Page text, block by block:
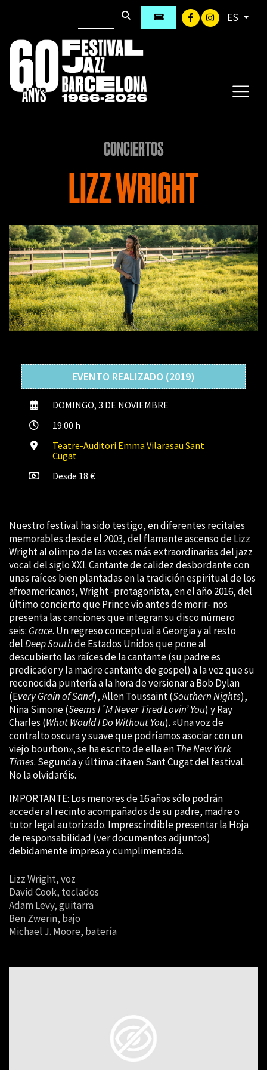
ES
CONCIERTOS
LIZZ WRIGHT
EVENTO REALIZADO (2019)
DOMINGO, 3 DE NOVIEMBRE
19:00 h
Teatre-Auditori Emma Vilarasau Sant
Cugat
Desde 18 €
Nuestro festival ha sido testigo, en diferentes recitales
memorables desde el 2003, del flamante ascenso de Lizz
Wright al olimpo de las voces más extraordinarias del jazz
vocal del siglo XXI. Cantante de calidez desbordante con
unas raíces bien plantadas en la tradición espiritual de los
afroamericanos, Wright -protagonista, en el año 2016, del
último concierto que Prince vio antes de morir- nos
presenta las canciones que integran su disco número
seis: Grace. Un regreso conceptual a Georgia y al resto
delDeep Southde Estados Unidos que pone al
descubierto las raíces de la cantante (su padre es
predicador y la madre cantante de gospel) a la vez que su
reconocida puntería a la hora de versionar a Bob Dylan
(Every Grain of Sand), Allen Toussaint (SouthernNights),
Nina Simone (Seems I´M Never Tired Lovin’ You) y Ray
Charles (What Would I Do Without You). «Una voz de
contralto oscura y suave que podríamos asociar con un
viejo bourbon», se ha escrito de ella enThe New York
Times. Segunda y última cita en Sant Cugat del festival.
No la olvidaréis.
IMPORTANTE: Los menores de 16 años sólo podrán
acceder al recinto acompañados de su padre, madre o
tutor legal autorizado. Imprescindible presentar la Hoja
de responsabilidad (ver documentos adjuntos)
debidamente impresa y cumplimentada.
Lizz Wright, voz
David Cook, teclados
Adam Levy, guitarra
Ben Zwerin, bajo
Michael J. Moore, batería